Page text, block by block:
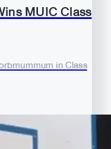
MUIC Class
in Class